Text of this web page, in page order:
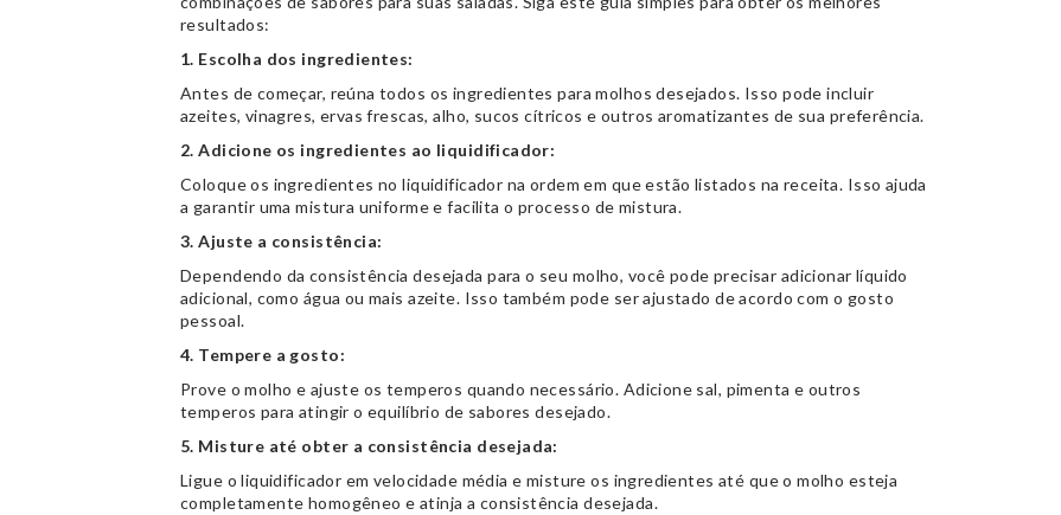
resultados:
1. Escolha dos ingredientes:
Antes de começar, reúna todos os ingredientes para molhos desejados. Isso pode incluir
azeites, vinagres, ervas frescas, alho, sucos cítricos e outros aromatizantes de sua preferência.
2. Adicione os ingredientes ao liquidificador:
Coloque os ingredientes no liquidificador na ordem em que estão listados na receita. Isso ajuda
a garantir uma mistura uniforme e facilita o processo de mistura.
3. Ajuste a consistência:
Dependendo da consistência desejada para o seu molho, você pode precisar adicionar líquido
adicional, como água ou mais azeite. Isso também pode ser ajustado de acordo com o gosto
pessoal.
4. Tempere a gosto:
Prove o molho e ajuste os temperos quando necessário. Adicione sal, pimenta e outros
temperos para atingir o equilíbrio de sabores desejado.
5. Misture até obter a consistência desejada:
Ligue o liquidificador em velocidade média e misture os ingredientes até que o molho esteja
completamente homogêneo e atinja a consistência desejada.